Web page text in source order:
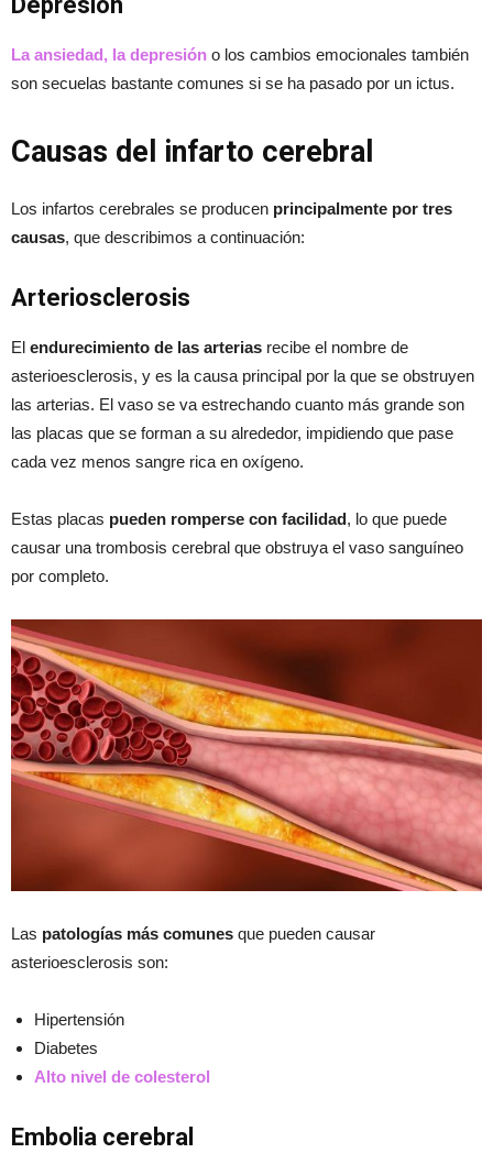
La ansiedad, la depresión o los cambios emocionales también
son secuelas bastante comunes si se ha pasado por un ictus.
Causas del infarto cerebral
Los infartos cerebrales se producen principalmente por tres
causas, que describimos a continuación:
Arteriosclerosis
El endurecimiento de las arterias recibe el nombre de
asterioesclerosis, y es la causa principal por la que se obstruyen
las arterias. El vaso se va estrechando cuanto más grande son
las placas que se forman a su alrededor, impidiendo que pase
cada vez menos sangre rica en oxígeno.
Estas placas pueden romperse con facilidad, lo que puede
causar una trombosis cerebral que obstruya el vaso sanguíneo
por completo.
Las patologías más comunes que pueden causar
asterioesclerosis son:
Hipertensión
Diabetes
Alto nivel de colesterol
Embolia cerebral